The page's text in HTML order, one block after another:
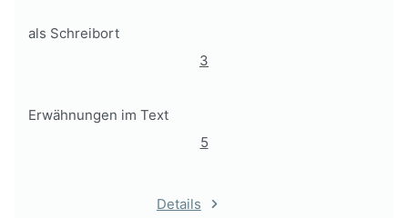
als Schreibort
3
Erwähnungen im Text
5
Details